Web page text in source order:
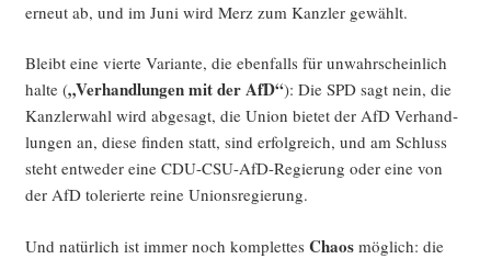
erneut ab, und im Juni wird Merz zum Kanz­ler gewählt.
Bleibt eine vier­te Vari­an­te, die eben­falls für unwahr­schein­lich
hal­te („Ver­hand­lun­gen mit der AfD“): Die SPD sagt nein, die
Kanz­ler­wahl wird abge­sagt, die Uni­on bie­tet der AfD Ver­hand­
lun­gen an, die­se fin­den statt, sind erfolg­reich, und am Schluss
steht ent­we­der eine CDU-CSU-AfD-Regie­rung oder eine von
der AfD tole­rier­te rei­ne Unionsregierung.
Und natür­lich ist immer noch kom­plet­tes Cha­os mög­lich: die